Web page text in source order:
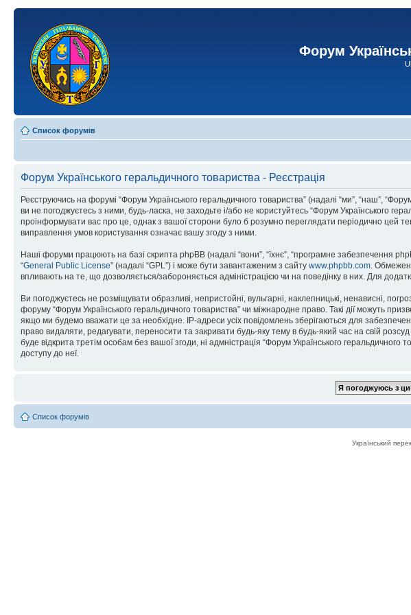
Форум
Список форумів
Форум Українського геральдичного товариства - Реєстрація
Реєструючись на форумі “Форум Українського геральдичного товариства” (надалі “ми”, “наш”,
ви не погоджуєтесь з ними, будь-ласка, не заходьте і/або не користуйтесь “Форум Українського
проінформувати вас про це, однак з вашої сторони було б розумно переглядати періодично цей
виправлення умов користування означає вашу згоду з ними.
Наші форуми працюють на базі скрипта phpBB (надалі “вони”, “їхнє”, “програмне забезпечення
“General Public License” (надалі “GPL”) і може бути завантаженим з сайту www.phpbb.com.
впливають на те, що дозволяється/забороняється адміністрацією чи на поведінку в них. Для
Ви погоджуєтесь не розміщувати образливі, непристойні, вульгарні, наклепницькі, ненависні,
форуму “Форум Українського геральдичного товариства” чи міжнародне право. Такі дії можуть
якщо ми будемо вважати це за необхідне. IP-адреси усіх повідомлень зберігаються для
право видаляти, редагувати, переносити та закривати будь-яку тему в будь-який час на свій
буде відкрита третім особам без вашої згоди, ні адмністрація “Форум Українського геральдичного
доступу до неї.
Список форумів
Український